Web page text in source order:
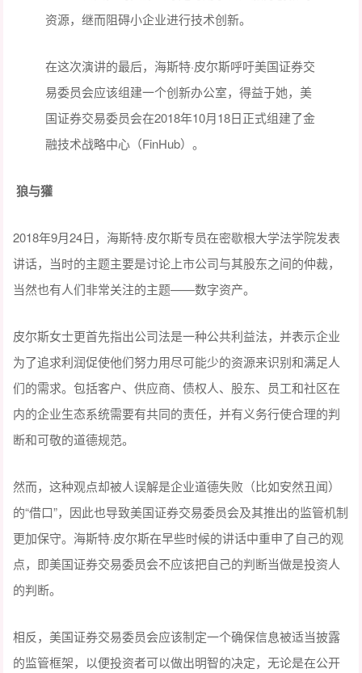
资源，继而阻碍小企业进行技术创新。
在这次演讲的最后，海斯特·皮尔斯呼吁美国证券交
易委员会应该组建一个创新办公室，得益于她，美
国证券交易委员会在2018年10月18日正式组建了金
融技术战略中心（FinHub）。
狼与獾
2018年9月24日，海斯特·皮尔斯专员在密歇根大学法学院发表
讲话，当时的主题主要是讨论上市公司与其股东之间的仲裁，
当然也有人们非常关注的主题——数字资产。
皮尔斯女士更首先指出公司法是一种公共利益法，并表示企业
为了追求利润促使他们努力用尽可能少的资源来识别和满足人
们的需求。包括客户、供应商、债权人、股东、员工和社区在
内的企业生态系统需要有共同的责任，并有义务行使合理的判
断和可敬的道德规范。
然而，这种观点却被人误解是企业道德失败（比如安然丑闻）
的“借口”，因此也导致美国证券交易委员会及其推出的监管机制
更加保守。海斯特·皮尔斯在早些时候的讲话中重申了自己的观
点，即美国证券交易委员会不应该把自己的判断当做是投资人
的判断。
相反，美国证券交易委员会应该制定一个确保信息被适当披露
的监管框架，以便投资者可以做出明智的决定，无论是在公开